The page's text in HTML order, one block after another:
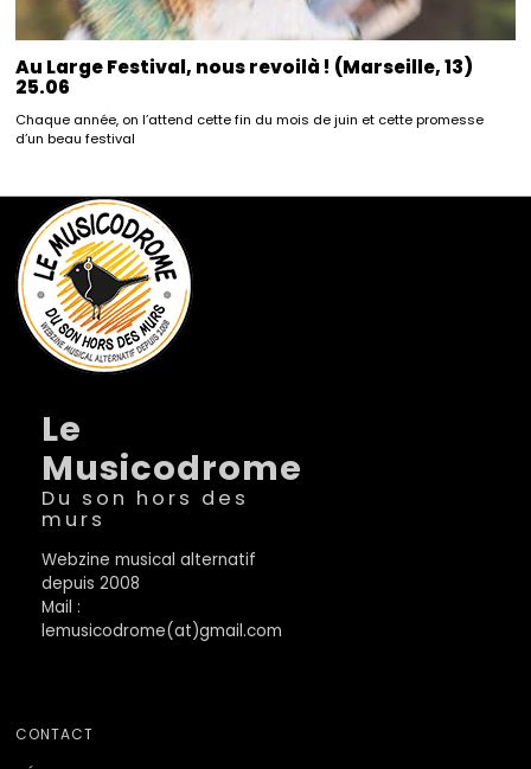
Au Large Festival, nous revoilà ! (Marseille, 13)
25.06
Chaque année, on l’attend cette fin du mois de juin et cette promesse
d’un beau festival
Le
Musicodrome
Du son hors des
murs
Webzine musical alternatif
depuis 2008
Mail :
lemusicodrome(at)gmail.com
CONTACT